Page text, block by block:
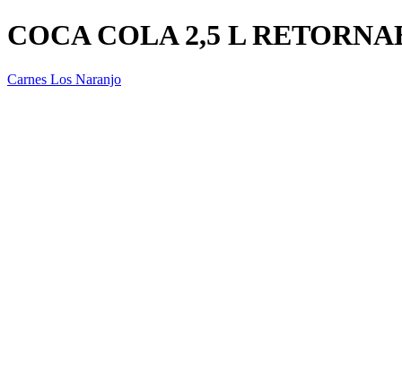
COCA COLA 2,5 L
Carnes Los Naranjo